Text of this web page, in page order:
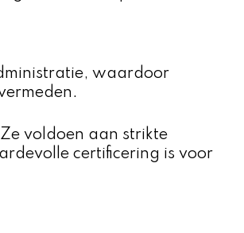
waardoor
voldoen aan strikte
certificering is voor